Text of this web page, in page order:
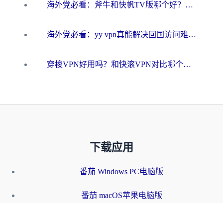
海外党必看：斧牛和快帆TV版哪个好？3分钟选对回国加速器，无缝刷B站、追热剧
海外党必看：yy vpn真能解决回国访问难题？附云极initap测评+免费方案对比
穿梭VPN好用吗？和快滚VPN对比哪个回国效果更好？海外党选回国加速器必看指南
下载应用
番茄 Windows PC电脑版
番茄 macOS苹果电脑版